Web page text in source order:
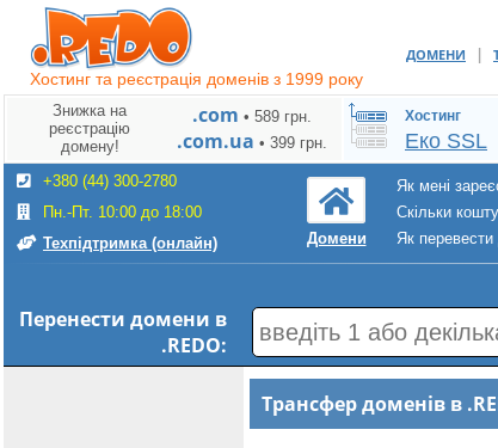
Хостинг та реєстрація доменів з 1999 року
ДОМЕНИ |
Знижка на
реєстрацію
домену!
.com • 589 грн.
.com.ua • 399 грн.
Хостинг
Еко SSL
+380 (44) 300-2780
Пн.-Пт. 10:00 до 18:00
Техпідтримка (онлайн)
Домени
Як мені
Скільки
Як
Перенести домени в
.REDO:
Трансфер доменів в